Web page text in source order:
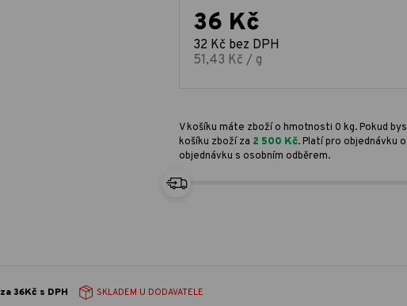
36 Kč
32 Kč bez DPH
51,43 Kč / g
V košíku máte zboží o hmotnosti 0 kg. Pokud
košíku zboží za 2 500 Kč. Platí pro objednávku
objednávku s osobním odběrem.
za 36Kč s DPH SKLADEM U DODAVATELE